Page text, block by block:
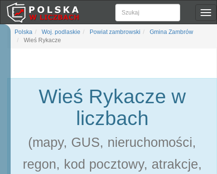
Polska Woj. podlaskie Powiat zambrowski
Gmina Zambrów
Wieś Rykacze
Wieś Rykacze w
liczbach
(mapy, GUS, nieruchomości,
regon, kod pocztowy, atrakcje,